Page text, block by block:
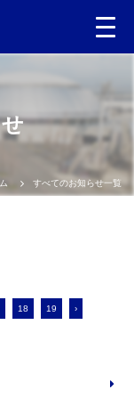
すべてのお知らせ一覧
18 19 ›